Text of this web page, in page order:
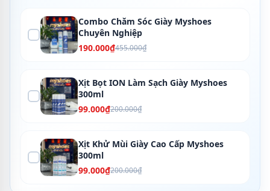
Combo Chăm Sóc Giày Myshoes
Chuyên Nghiệp
190.000₫455.000₫
Xịt Bọt ION Làm Sạch Giày Myshoes
300ml
99.000₫200.000₫
Xịt Khử Mùi Giày Cao Cấp Myshoes
300ml
99.000₫200.000₫